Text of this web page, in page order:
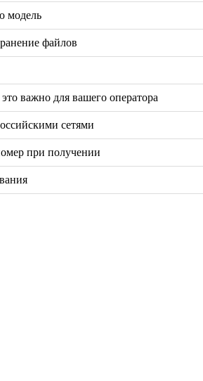
модель
файлов
важно для вашего оператора
сетями
при получении